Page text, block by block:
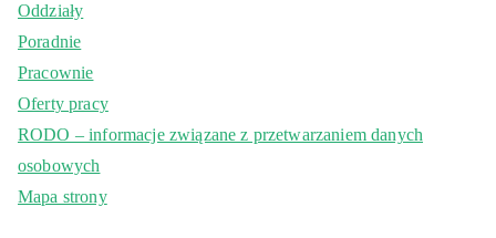
Oddziały
Poradnie
Pracownie
Oferty pracy
RODO – informacje związane z przetwarzaniem danych
osobowych
Mapa strony